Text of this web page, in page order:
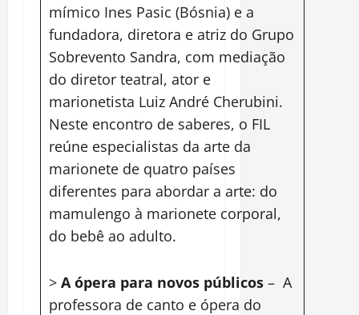
mímico Ines Pasic (Bósnia) e a
fundadora, diretora e atriz do Grupo
Sobrevento Sandra, com mediação
do diretor teatral, ator e
marionetista Luiz André Cherubini.
Neste encontro de saberes, o FIL
reúne especialistas da arte da
marionete de quatro países
diferentes para abordar a arte: do
mamulengo à marionete corporal,
do bebê ao adulto.
> A ópera para novos públicos – A
professora de canto e ópera do